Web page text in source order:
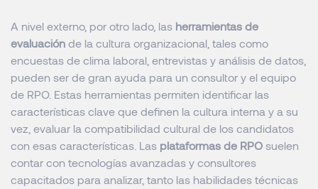
A nivel externo, por otro lado, las herramientas de
evaluación de la cultura organizacional, tales como
encuestas de clima laboral, entrevistas y análisis de datos,
pueden ser de gran ayuda para un consultor y el equipo
de RPO. Estas herramientas permiten identificar las
características clave que definen la cultura interna y a su
vez, evaluar la compatibilidad cultural de los candidatos
con esas características. Las plataformas de RPO suelen
contar con tecnologías avanzadas y consultores
capacitados para analizar, tanto las habilidades técnicas